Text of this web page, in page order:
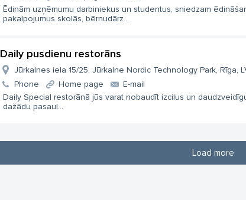
Ēdinām uzņēmumu darbiniekus un studentus, sniedzam
pakalpojumus skolās, bērnudārz...
Daily pusdienu restorāns
Jūrkalnes iela 15/25, Jūrkalne Nordic Technology Park, Rīga,
Phone
Home page
E-mail
Daily Special restorānā jūs varat nobaudīt izcilus un
dažādu pasaul...
Load more